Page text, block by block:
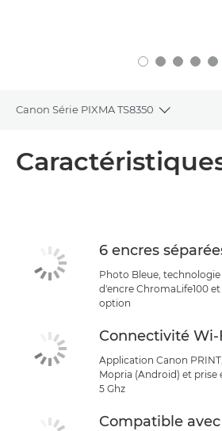
Canon Série PIXMA TS8350
Toggle
ACHETER DE L'ENCRE
6 encres
Photo Bleue,
d'encre ChromaLife100 et
option
Connectivité Wi-
Application Canon
Mopria (Android) et prise
5 Ghz
Compatible